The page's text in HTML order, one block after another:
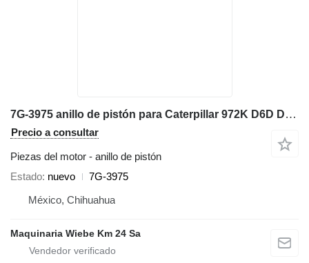
7G-3975 anillo de pistón para Caterpillar 972K D6D D7H 98G 966G 777D cargadora de ruedas
Precio a consultar
Piezas del motor - anillo de pistón
Estado nuevo
7G-3975
México, Chihuahua
Maquinaria Wiebe Km 24 Sa